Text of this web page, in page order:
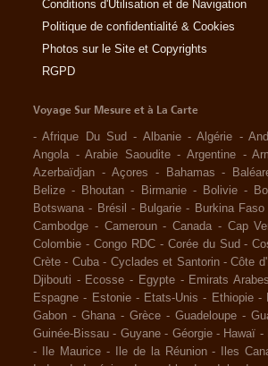
Conditions d'Utilisation et de Navigation
Politique de confidentialité & Cookies
Photos sur le Site et Copyrights
RGPD
Voyage Sur Mesure et à La Carte
-Afrique Du Sud - Albanie -Algérie -
Angola -Arabie Saoudite -Argentine -
Azerbaïdjan - Açores - Bahamas -
Belize - Bhoutan - Birmanie - Bolivie -
Botswana - Brésil - Bulgarie - Burkina Faso
Cambodge - Cameroun - Canada - Cap
Colombie - Congo RDC - Corée du Sud -
Crète - Cuba - Cyclades et Santorin -Côte
Djibouti - Ecosse - Egypte - Emirats
Espagne - Estonie - Etats-Unis - Ethiopie -
Gabon - Ghana - Grèce - Guadeloupe -
Guinée-Bissau - Guyane - Géorgie - Hawaï -
-
Ile Maurice - Ile de la Réunion - Iles